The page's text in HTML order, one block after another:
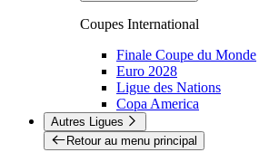
Coupes International
Finale Coupe du Monde
Euro 2028
Ligue des Nations
Copa America
Autres Ligues
Retour au menu principal